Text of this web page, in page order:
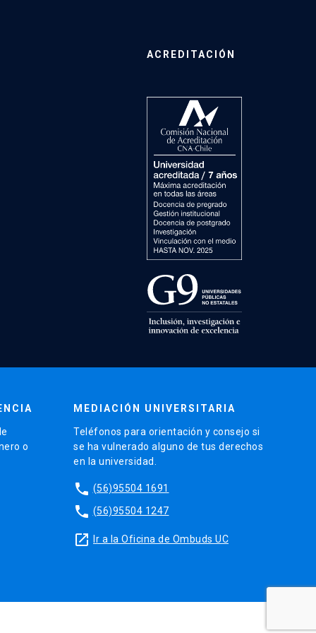
ACREDITACIÓN
o
MEDIACIÓN UNIVERSITARIA
Teléfonos para orientación y consejo si
se ha vulnerado alguno de tus derechos
en la universidad.
phone (56)95504 1691
phone (56)95504 1247
launch Ir a la Oficina de Ombuds UC